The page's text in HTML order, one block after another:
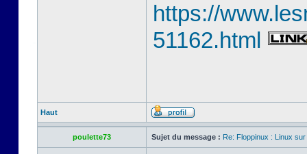
https://
51162.html
Haut
poulette73 Sujet du message : Re: Floppinux : Linux